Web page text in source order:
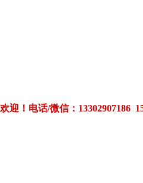
！电话/微信：13302907186